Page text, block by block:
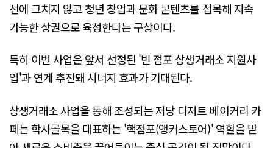
선에 그치지 않고 청년 창업과 문화 콘텐츠를 접목해 지속
가능한 상권으로 육성한다는 구상이다.
특히 이번 사업은 앞서 선정된 '빈 점포 상생거래소 지원사
업'과 연계 추진돼 시너지 효과가 기대된다.
상생거래소 사업을 통해 조성되는 저당 디저트 베이커리 카
페는 학사골목을 대표하는 '핵점포(앵커스토어)' 역할을 맡